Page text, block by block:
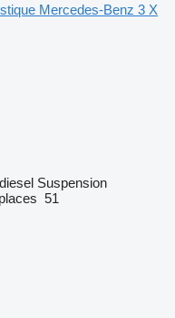
Mercedes-Benz 3 X
diesel Suspension
51